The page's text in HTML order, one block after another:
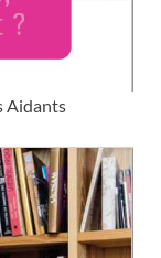
Aidants